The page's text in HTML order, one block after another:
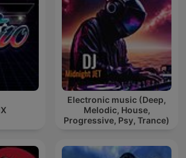
Electronic music (Deep,
Melodic, House,
Progressive, Psy, Trance)